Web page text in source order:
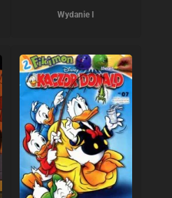
Wydanie I